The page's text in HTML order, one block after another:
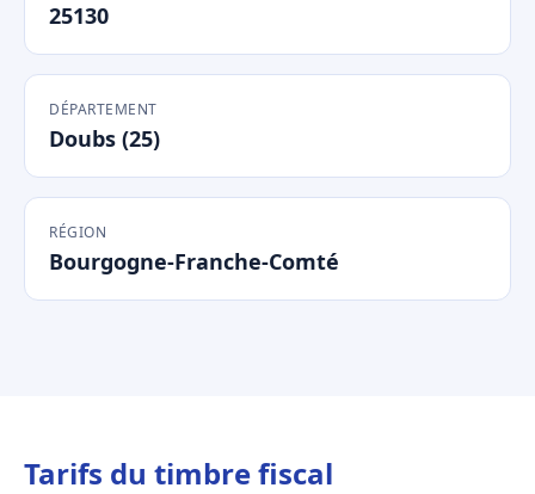
25130
DÉPARTEMENT
Doubs (25)
RÉGION
Bourgogne-Franche-Comté
Tarifs du timbre fiscal